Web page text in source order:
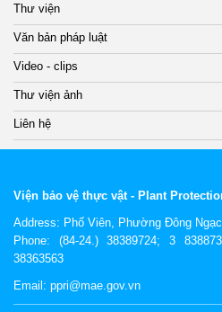
Thư viện
Văn bản pháp luật
Video - clips
Thư viện ảnh
Liên hệ
Viện bảo vệ thực vật - Plant
Address: Phố Viên, Phường Đông
Phone: (84-24.) 38389724; 3
38363563
Email: ppri@mae.gov.vn